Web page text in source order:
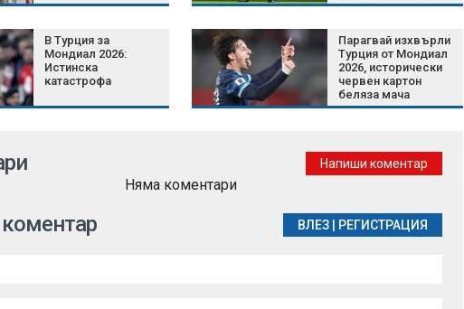
В Турция за
Мондиал 2026:
Истинска
катастрофа
Парагвай изхвърли
Турция от Мондиал
2026, исторически
червен картон
беляза мача
Късна емисия
появява и какво
наистина работи
Напиши коментар
Няма коментари
ВЛЕЗ РЕГИСТРАЦИЯ